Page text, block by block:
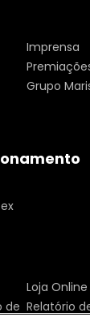
Imprensa
Grupo
Loja Online
de Relatório